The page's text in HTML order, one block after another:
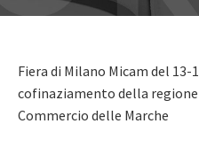
Fiera di Milano Micam del 13-
cofinaziamento della regione
Commercio delle Marche